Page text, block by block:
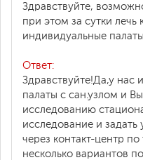
Здравствуйте,
при этом за сутки лечь
индивидуальные
Ответ:
Здравствуйте!Да,у нас
палаты с сан.узлом и
исследованию
исследование и
через контакт-центр
несколько вариантов